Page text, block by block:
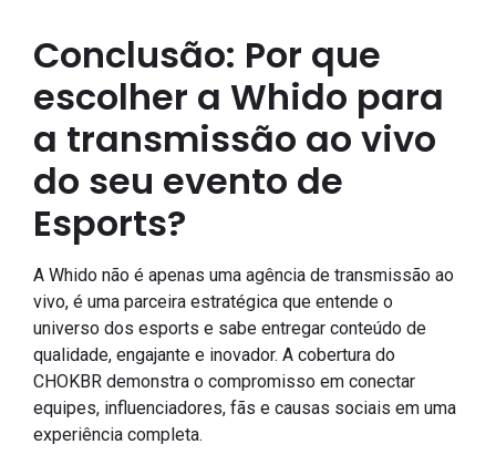
Conclusão: Por que
escolher a Whido para
a transmissão ao vivo
do seu evento de
Esports?
A Whido não é apenas uma agência de transmissão ao
vivo, é uma parceira estratégica que entende o
universo dos esports e sabe entregar conteúdo de
qualidade, engajante e inovador. A cobertura do
CHOKBR demonstra o compromisso em conectar
equipes, influenciadores, fãs e causas sociais em uma
experiência completa.